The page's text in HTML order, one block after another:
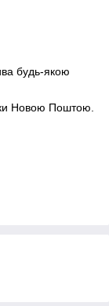
будь-якою
Новою Поштою.